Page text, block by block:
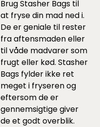
Brug Stasher Bags til
at fryse din mad ned i.
De er geniale til rester
fra aftensmaden eller
til våde madvarer som
frugt eller kød. Stasher
Bags fylder ikke ret
meget i fryseren og
eftersom de er
gennemsigtige giver
de et godt overblik.